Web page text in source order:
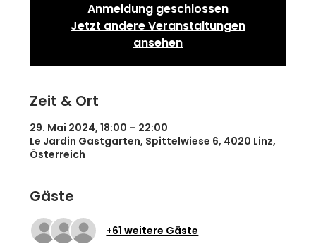
Anmeldung geschlossen
Jetzt andere Veranstaltungen
ansehen
Zeit & Ort
29. Mai 2024, 18:00 – 22:00
Le Jardin Gastgarten, Spittelwiese 6, 4020 Linz,
Österreich
Gäste
+61 weitere Gäste